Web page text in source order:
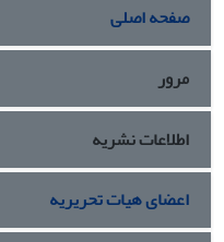
صفحه اصلی
مرور
اطلاعات نشریه
اعضای هیات تحریریه